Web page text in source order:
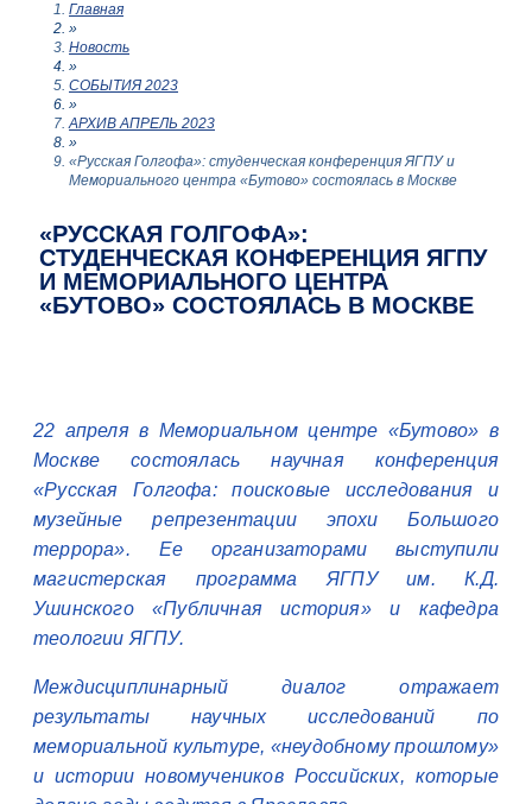
Главная
»
Новость
»
СОБЫТИЯ 2023
»
АРХИВ АПРЕЛЬ 2023
»
«Русская Голгофа»: студенческая конференция ЯГПУ и
Мемориального центра «Бутово» состоялась в Москве
«РУССКАЯ ГОЛГОФА»:
СТУДЕНЧЕСКАЯ КОНФЕРЕНЦИЯ ЯГПУ
И МЕМОРИАЛЬНОГО ЦЕНТРА
«БУТОВО» СОСТОЯЛАСЬ В МОСКВЕ
22 апреля в Мемориальном центре «Бутово» в
Москве состоялась научная конференция
«Русская Голгофа: поисковые исследования и
музейные репрезентации эпохи Большого
террора». Ее организаторами выступили
магистерская программа ЯГПУ им. К.Д.
Ушинского «Публичная история» и кафедра
теологии ЯГПУ.
Междисциплинарный диалог отражает
результаты научных исследований по
мемориальной культуре, «неудобному прошлому»
и истории новомучеников Российских, которые